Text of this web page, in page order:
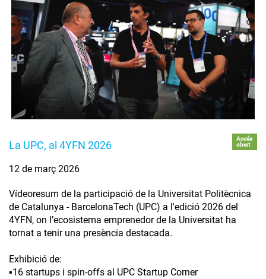
La UPC, al 4YFN 2026
Accés
obert
12 de març 2026
Vídeoresum de la participació de la Universitat Politècnica
de Catalunya - BarcelonaTech (UPC) a l'edició 2026 del
4YFN, on l’ecosistema emprenedor de la Universitat ha
tornat a tenir una presència destacada.
Exhibició de:
▪️16 startups i spin-offs al UPC Startup Corner